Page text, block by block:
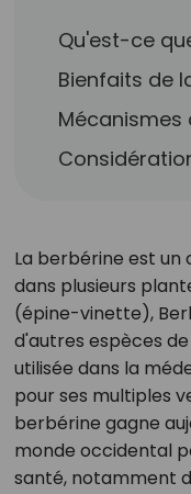
Qu'est-ce
Bienfaits de
Mécanismes
La berbérine est
dans plusieurs
(épine-vinette),
d'autres espèces
utilisée dans la
pour ses multiples
berbérine gagne
monde occidental
santé, notamment